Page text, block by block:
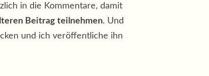
in die Kommentare, damit
Beitrag teilnehmen. Und
und ich veröffentliche ihn